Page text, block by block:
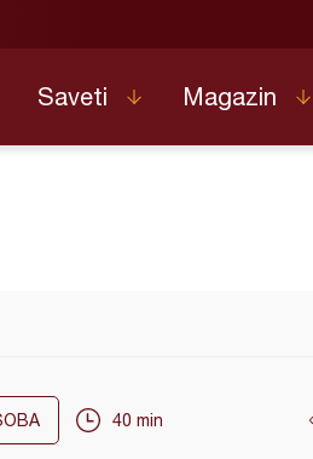
Saveti Magazin
40 min